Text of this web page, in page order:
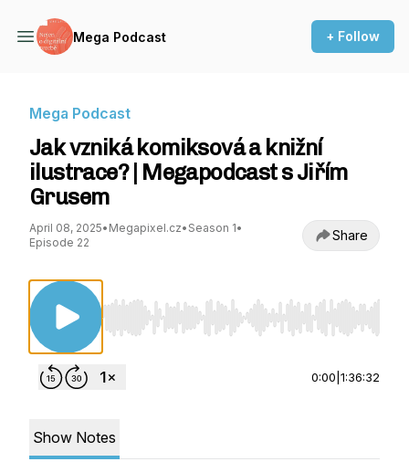
Mega Podcast + Follow
Mega Podcast
Jak vzniká komiksová a knižní
ilustrace? | Megapodcast s Jiřím
Grusem
April 08, 2025• Megapixel.cz• Season 1•
Episode 22
Share
Use Left/Right to seek, Home/End to jump to
0:00 1:36:32
Show Notes